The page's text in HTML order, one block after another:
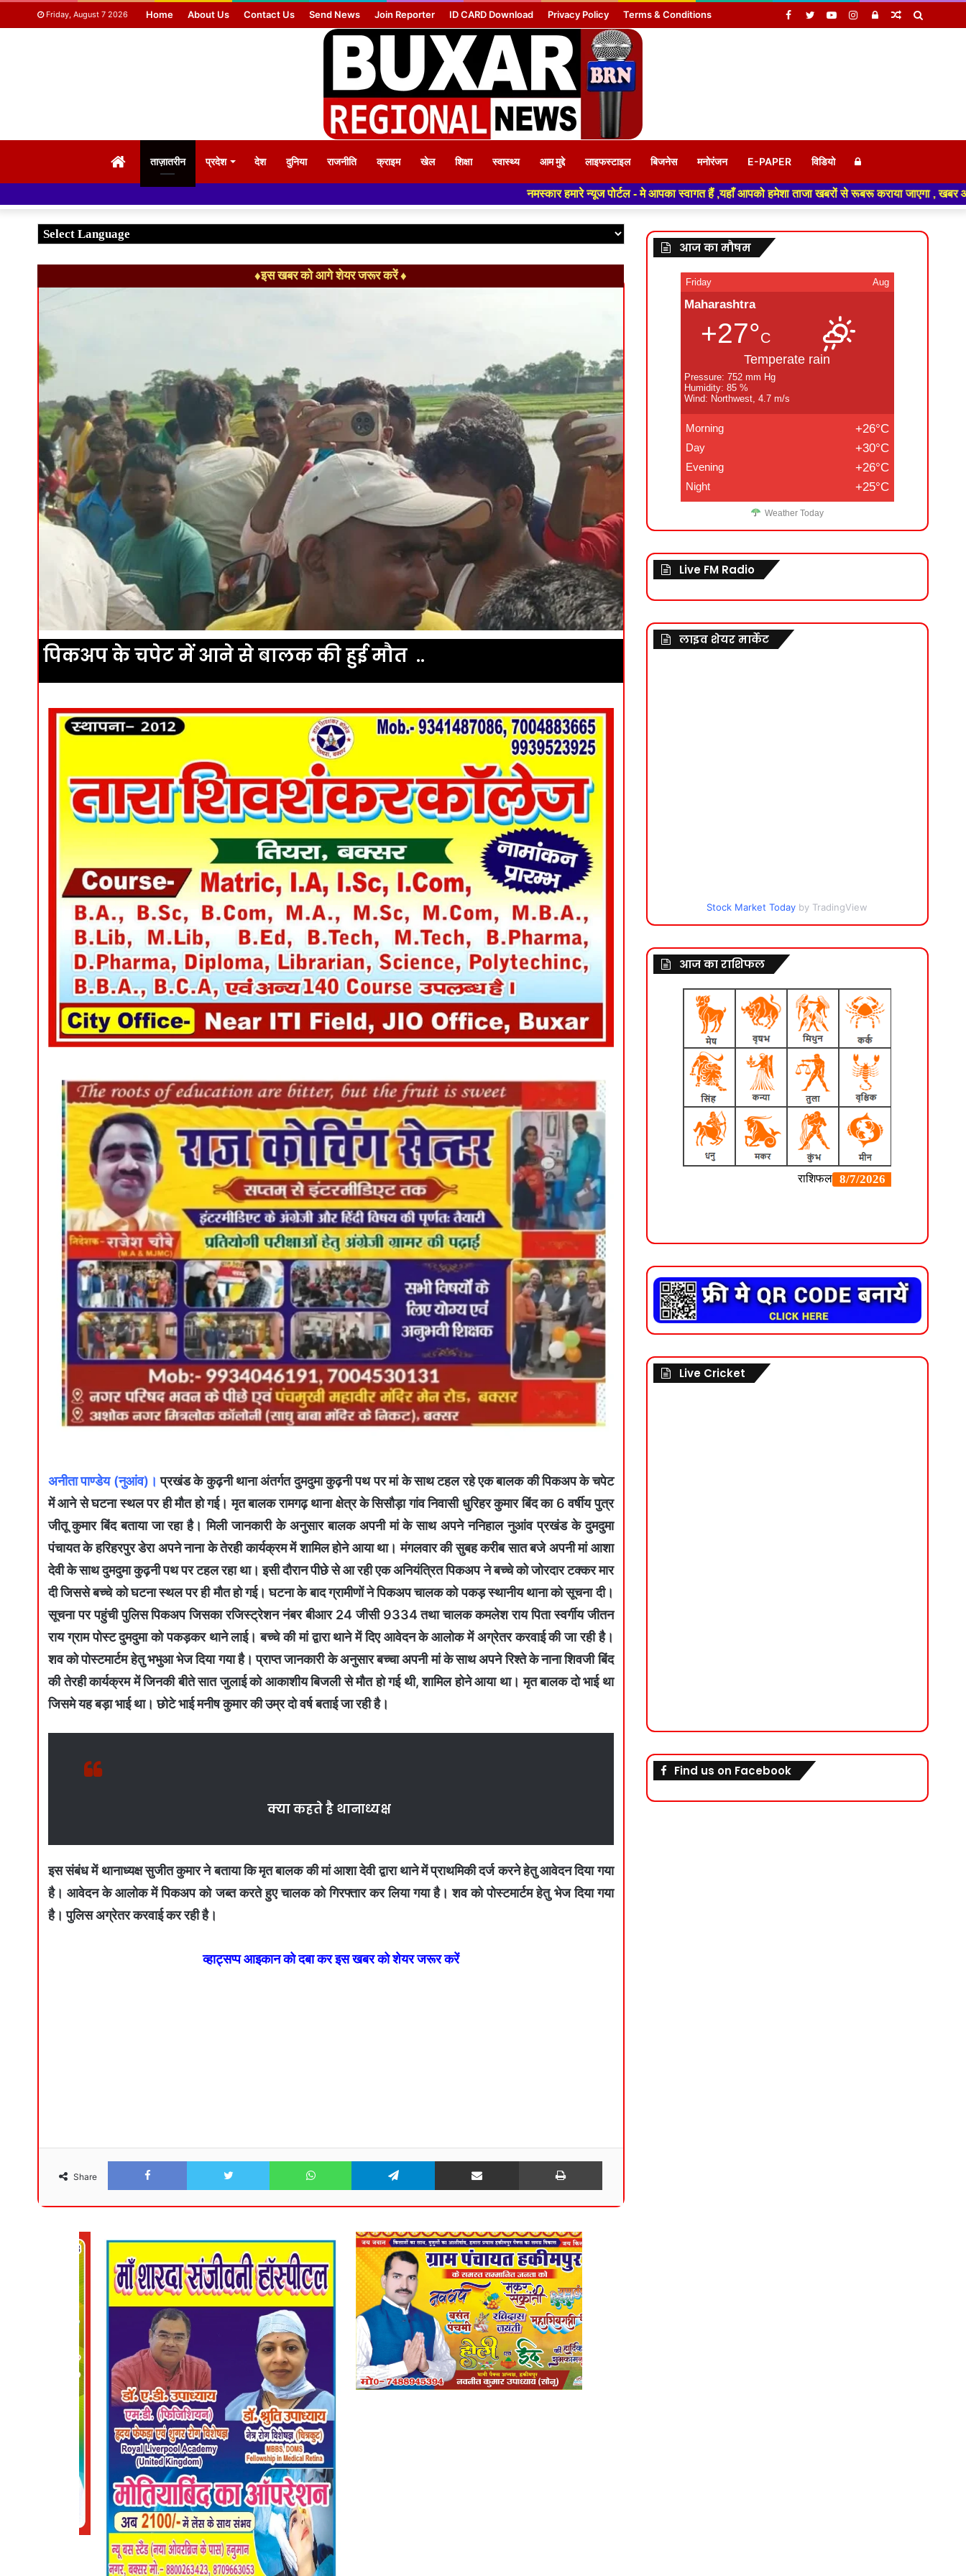
Friday, August 7 2026 Home About Us Contact Us Send News Join Reporter ID CARD Download Privacy Policy Terms & Conditions Random
Log
Instagram
YouTube
Twitter
Facebook
HOMEताज़ातरीन प्रदेश देश दुनिया राजनीति क्राइम खेल शिक्षा स्वास्थ्य आम मुद्दे लाइफस्टाइल बिजनेस मनोरंजन E-PAPER विडियो Log
In
नमस्कार हमारे न्यूज पोर्टल - मे आपका स्वागत हैं ,यहाँ आपको हमेशा ताजा खबरों से रूबरू कराया जाएगा , खबर ओर विज्ञापन के लिए
♦इस खबर को आगे शेयर जरूर करें ♦
पिकअप के चपेट में आने से बालक की हुई मौत ..
अनीता पाण्डेय (नुआंव)। प्रखंड के कुढ़नी थाना अंतर्गत दुमदुमा कुढ़नी पथ पर मां के साथ टहल रहे एक बालक की पिकअप के चपेट
में आने से घटना स्थल पर ही मौत हो गई। मृत बालक रामगढ़ थाना क्षेत्र के सिसौड़ा गांव निवासी धुरिहर कुमार बिंद का 6 वर्षीय पुत्र
जीतू कुमार बिंद बताया जा रहा है। मिली जानकारी के अनुसार बालक अपनी मां के साथ अपने ननिहाल नुआंव प्रखंड के दुमदुमा
पंचायत के हरिहरपुर डेरा अपने नाना के तेरही कार्यक्रम में शामिल होने आया था। मंगलवार की सुबह करीब सात बजे अपनी मां आशा
देवी के साथ दुमदुमा कुढ़नी पथ पर टहल रहा था। इसी दौरान पीछे से आ रही एक अनियंत्रित पिकअप ने बच्चे को जोरदार टक्कर मार
दी जिससे बच्चे को घटना स्थल पर ही मौत हो गई। घटना के बाद ग्रामीणों ने पिकअप चालक को पकड़ स्थानीय थाना को सूचना दी।
सूचना पर पहुंची पुलिस पिकअप जिसका रजिस्ट्रेशन नंबर बीआर 24 जीसी 9334 तथा चालक कमलेश राय पिता स्वर्गीय जीतन
राय ग्राम पोस्ट दुमदुमा को पकड़कर थाने लाई। बच्चे की मां द्वारा थाने में दिए आवेदन के आलोक में अग्रेतर करवाई की जा रही है।
शव को पोस्टमार्टम हेतु भभुआ भेज दिया गया है। प्राप्त जानकारी के अनुसार बच्चा अपनी मां के साथ अपने रिश्ते के नाना शिवजी बिंद
की तेरही कार्यक्रम में जिनकी बीते सात जुलाई को आकाशीय बिजली से मौत हो गई थी, शामिल होने आया था। मृत बालक दो भाई था
जिसमे यह बड़ा भाई था। छोटे भाई मनीष कुमार की उम्र दो वर्ष बताई जा रही है।
क्याकहते है थानाध्यक्ष
इस संबंध में थानाध्यक्ष सुजीत कुमार ने बताया कि मृत बालक की मां आशा देवी द्वारा थाने में प्राथमिकी दर्ज करने हेतु आवेदन दिया गया
है। आवेदन के आलोक में पिकअप को जब्त करते हुए चालक को गिरफ्तार कर लिया गया है। शव को पोस्टमार्टम हेतु भेज दिया गया
है। पुलिस अग्रेतर करवाई कर रही है।
व्हाट्सप्प आइकान को दबा कर इस खबर को शेयर जरूर करें
Share
Facebook Twitter WhatsApp Telegram Share via Email Print
आज का मौषम
Friday Aug
Maharashtra
+27°C
Temperate rain
Pressure: 752 mm Hg
Humidity: 85 %
Wind: Northwest, 4.7 m/s
Morning +26°C
Day +30°C
Evening +26°C
Night +25°C
Weather Today
Live FM Radio
लाइव शेयर मार्केट
Stock Market Today by TradingView
आज का राशिफल
Live Cricket
Find us on Facebook